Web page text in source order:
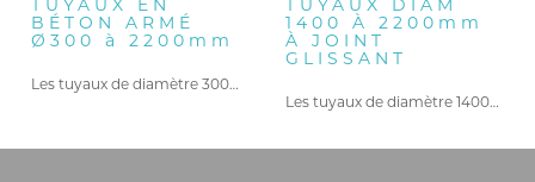
TUYAUX EN
BÉTON ARMÉ
Ø300 à 2200mm
Les tuyaux de diamètre 300…
TUYAUX DIAM
1400 À 2200mm
À JOINT
GLISSANT
Les tuyaux de diamètre 1400…